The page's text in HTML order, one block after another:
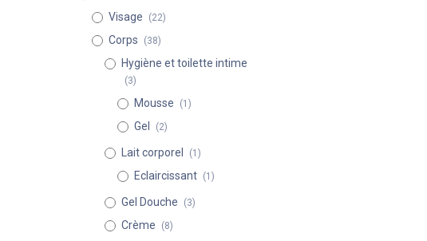
Visage (22)
Corps (38)
Hygiène et toilette intime
(3)
Mousse (1)
Gel (2)
Lait corporel (1)
Eclaircissant (1)
Gel Douche (3)
Crème (8)